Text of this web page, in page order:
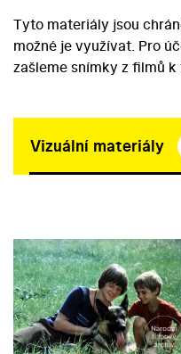
Tyto materiály jsou
možné je využívat. Pro
zašleme snímky z filmů
Vizuální materiály